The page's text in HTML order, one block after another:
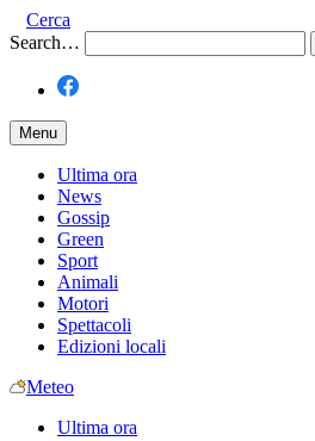
Cerca
Search…
Menu
Ultima ora
News
Gossip
Green
Sport
Animali
Motori
Spettacoli
Edizioni locali
Meteo
Ultima ora